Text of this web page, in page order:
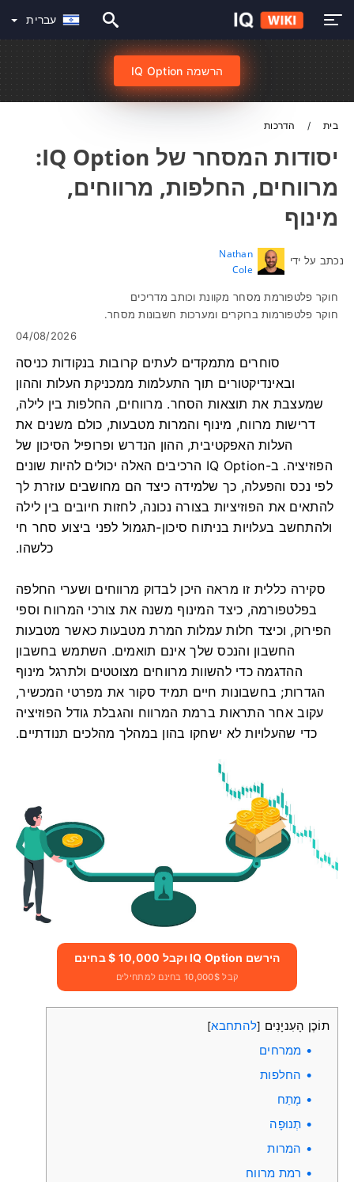
עברית
הרשמה IQ Option
בית הדרכות
יסודות המסחר של IQ Option:
מרווחים, החלפות, מרווחים,
מינוף
נכתב על ידי
Nathan
Cole
חוקר פלטפורמת מסחר מקוונת וכותב מדריכים
חוקר פלטפורמות ברוקרים ומערכות חשבונות מסחר.
04/08/2026
סוחרים מתמקדים לעתים קרובות בנקודות כניסה
ובאינדיקטורים תוך התעלמות ממכניקת העלות וההון
שמעצבת את תוצאות הסחר. מרווחים, החלפות בין לילה,
דרישות מרווח, מינוף והמרות מטבעות, כולם משנים את
העלות האפקטיבית, ההון הנדרש ופרופיל הסיכון של
הפוזיציה. ב-IQ Option הרכיבים האלה יכולים להיות שונים
לפי נכס והפעלה, כך שלמידה כיצד הם מחושבים עוזרת לך
להתאים את הפוזיציות בצורה נכונה, לחזות חיובים בין לילה
ולהתחשב בעלויות בניתוח סיכון-תגמול לפני ביצוע סחר חי
כלשהו.
סקירה כללית זו מראה היכן לבדוק מרווחים ושערי החלפה
בפלטפורמה, כיצד המינוף משנה את צורכי המרווח וספי
הפירוק, וכיצד חלות עמלות המרת מטבעות כאשר מטבעות
החשבון והנכס שלך אינם תואמים. השתמש בחשבון
ההדגמה כדי להשוות מרווחים מצוטטים ולתרגל מינוף
הגדרות; בחשבונות חיים תמיד סקור את מפרטי המכשיר,
עקוב אחר התראות ברמת המרווח והגבלת גודל הפוזיציה
כדי שהעלויות לא ישחקו בהון במהלך מהלכים תנודתיים.
הירשם IQ Option וקבל 10,000 $ בחינם
קבל 10,000$ בחינם למתחילים
תוֹכֶן הָעִניָנִים [להתחבא]
ממרחים
החלפות
מֶתַח
תְנוּפָה
המרות
רמת מרווח